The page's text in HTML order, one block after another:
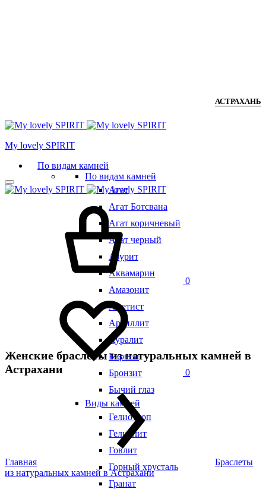
АСТРАХАНЬ
Мy lovely SPIRIT
По видам камней
По видам камней
Агат
Агат Ботсвана
Агат коричневый
Агат черный
Азурит
Аквамарин
Амазонит
Аметист
Аргиллит
Ауралит
Бирюза
Бронзит
Бычий глаз
Виды камней
Гелиотроп
Гелиолит
Говлит
Горный хрусталь
Гранат
0
0
Женские браслеты из натуральных камней в
Астрахани
Главная
Браслеты
из натуральных камней в Астрахани